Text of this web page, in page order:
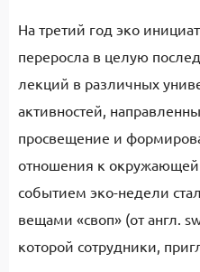
На третий год эко
переросла в целую
лекций в различных
активностей,
просвещение и
отношения к
событием эко-недели
вещами «своп» (от англ.
которой сотрудники,